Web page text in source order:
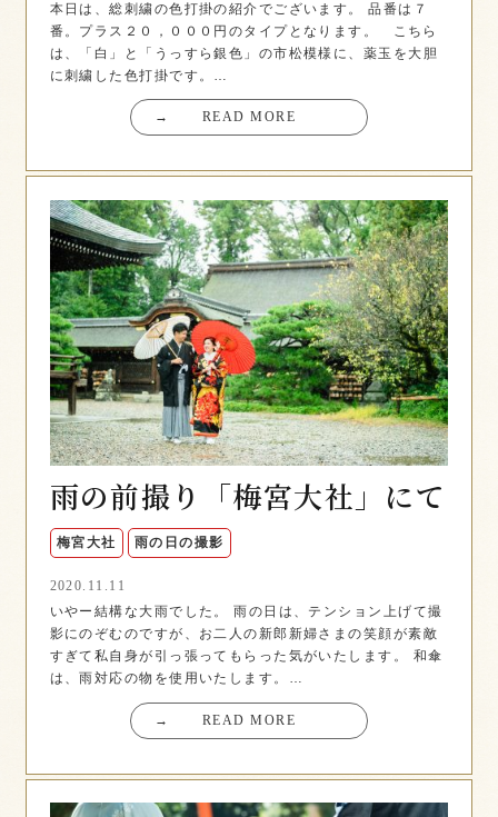
本日は、総刺繍の色打掛の紹介でございます。 品番は７
番。プラス２０，０００円のタイプとなります。 こちら
は、「白」と「うっすら銀色」の市松模様に、薬玉を大胆
に刺繍した色打掛です。…
→ READ MORE
雨の前撮り「梅宮大社」にて
梅宮大社 雨の日の撮影
2020.11.11
いやー結構な大雨でした。 雨の日は、テンション上げて撮
影にのぞむのですが、お二人の新郎新婦さまの笑顔が素敵
すぎて私自身が引っ張ってもらった気がいたします。 和傘
は、雨対応の物を使用いたします。…
→ READ MORE